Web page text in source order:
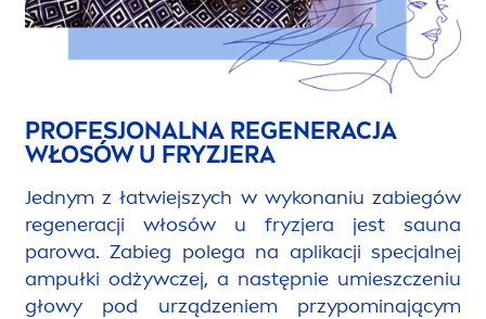
PROFESJONALNA REGENERACJA
WŁOSÓW U FRYZJERA
Jednym z łatwiejszych w wykonaniu zabiegów
regeneracji włosów u fryzjera jest sauna
parowa. Zabieg polega na aplikacji specjalnej
ampułki odżywczej, a następnie umieszczeniu
głowy pod urządzeniem przypominającym